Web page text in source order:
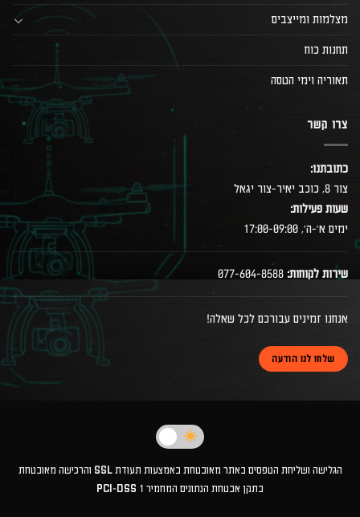
מצלמות ומייצבים
תחנות כוח
תאוריה וימי הטסה
צרו קשר
כתובתנו:
צור 8, כוכב יאיר-צור יגאל
שעות פעילות:
ימים א׳-ה׳, 17:00-09:00
שירות לקוחות:
אנחנו זמינים עבורכם לכל שאלה!
שלחו לנו הודעה
הגלישה ושליחת הטפסים באתר מאובטחת באמצעות תעודת SSL והרכישה מאובטחת
בתקן אבטחת הנתונים המחמיר PCI-DSS 1